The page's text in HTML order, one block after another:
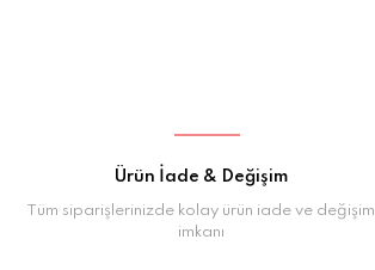
Ürün İade & Değişim
Tüm siparişlerinizde kolay ürün iade ve değişim
imkanı